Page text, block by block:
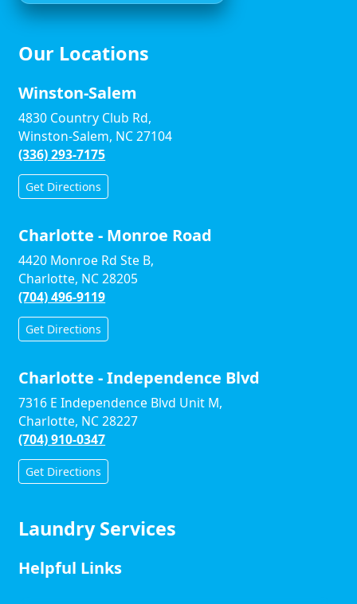
Our Locations
Winston-Salem
4830 Country Club Rd,
Winston-Salem, NC 27104
(336) 293-7175
Get Directions
Charlotte - Monroe Road
4420 Monroe Rd Ste B,
Charlotte, NC 28205
(704) 496-9119
Get Directions
Charlotte - Independence Blvd
7316 E Independence Blvd Unit M,
Charlotte, NC 28227
(704) 910-0347
Get Directions
Laundry Services
Helpful Links